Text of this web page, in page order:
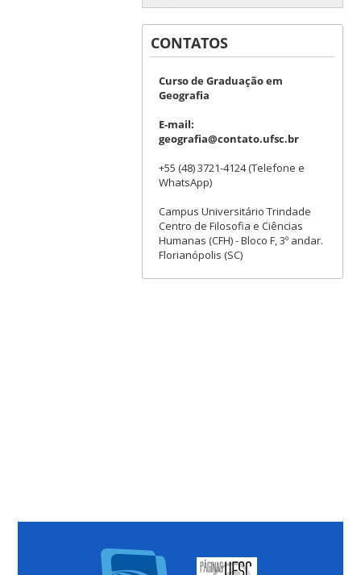
CONTATOS
Curso de Graduação em
Geografia
E-mail:
geografia@contato.ufsc.br
+55 (48) 3721-4124 (Telefone e
WhatsApp)
Campus Universitário Trindade
Centro de Filosofia e Ciências
Humanas (CFH) - Bloco F, 3º andar.
Florianópolis (SC)